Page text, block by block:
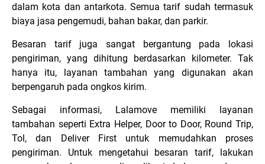
dalam kota dan antarkota. Semua tarif sudah termasuk
biaya jasa pengemudi, bahan bakar, dan parkir.
Besaran tarif juga sangat bergantung pada lokasi
pengiriman, yang dihitung berdasarkan kilometer. Tak
hanya itu, layanan tambahan yang digunakan akan
berpengaruh pada ongkos kirim.
Sebagai informasi, Lalamove memiliki layanan
tambahan seperti Extra Helper, Door to Door, Round Trip,
Tol, dan Deliver First untuk memudahkan proses
pengiriman. Untuk mengetahui besaran tarif, lakukan